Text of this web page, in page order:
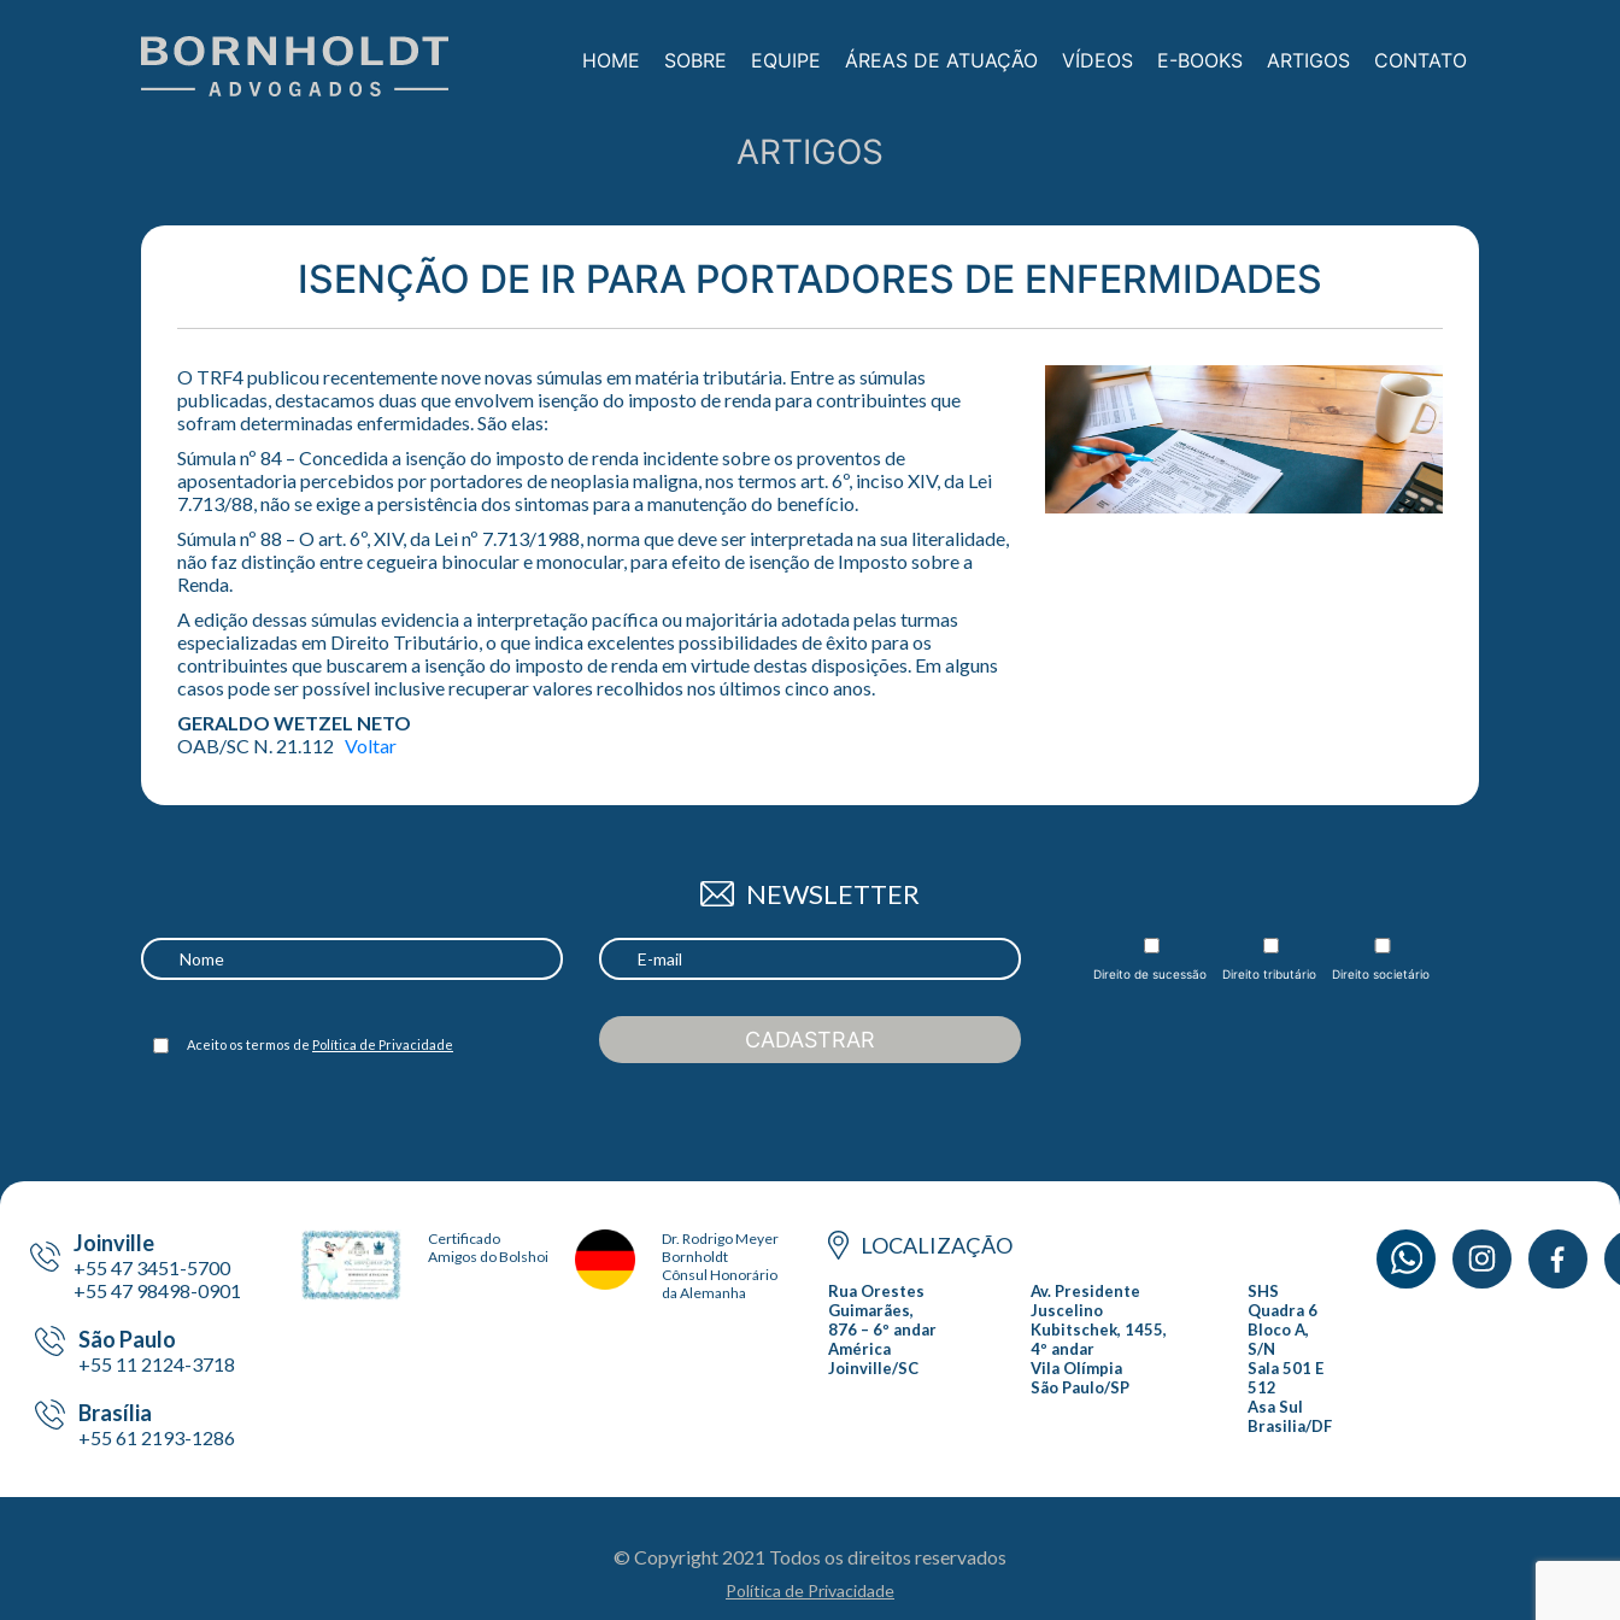
HOME SOBRE EQUIPE ÁREAS DE ATUAÇÃO VÍDEOS E-BOOKS ARTIGOS CONTATO
ARTIGOS
ISENÇÃO DE IR PARA PORTADORES DE ENFERMIDADES
O TRF4 publicou recentemente nove novas súmulas em matéria tributária. Entre as súmulas
publicadas, destacamos duas que envolvem isenção do imposto de renda para contribuintes que
sofram determinadas enfermidades. São elas:
Súmula nº 84 – Concedida a isenção do imposto de renda incidente sobre os proventos de
aposentadoria percebidos por portadores de neoplasia maligna, nos termos art. 6º, inciso XIV, da Lei
7.713/88, não se exige a persistência dos sintomas para a manutenção do benefício.
Súmula nº 88 – O art. 6º, XIV, da Lei nº 7.713/1988, norma que deve ser interpretada na sua literalidade,
não faz distinção entre cegueira binocular e monocular, para efeito de isenção de Imposto sobre a
Renda.
A edição dessas súmulas evidencia a interpretação pacífica ou majoritária adotada pelas turmas
especializadas em Direito Tributário, o que indica excelentes possibilidades de êxito para os
contribuintes que buscarem a isenção do imposto de renda em virtude destas disposições. Em alguns
casos pode ser possível inclusive recuperar valores recolhidos nos últimos cinco anos.
GERALDO WETZEL NETO
OAB/SC N. 21.112 Voltar
NEWSLETTER
Direito de sucessão Direito tributário Direito societário
Aceito os termos de Política de Privacidade CADASTRAR
Joinville
+55 47 3451-5700
+55 47 98498-0901
São Paulo
+55 11 2124-3718
Brasília
+55 61 2193-1286
Certificado
Amigos do Bolshoi
Dr. Rodrigo Meyer
Bornholdt
Cônsul Honorário
da Alemanha
LOCALIZAÇÃO
Rua Orestes
Guimarães,
876 – 6º andar
América
Joinville/SC
Av. Presidente
Juscelino
Kubitschek, 1455,
4º andar
Vila Olímpia
São Paulo/SP
SHS
Quadra 6
Bloco A,
S/N
Sala 501 E
512
Asa Sul
Brasilia/DF
© Copyright 2021 Todos os direitos reservados
Política de Privacidade